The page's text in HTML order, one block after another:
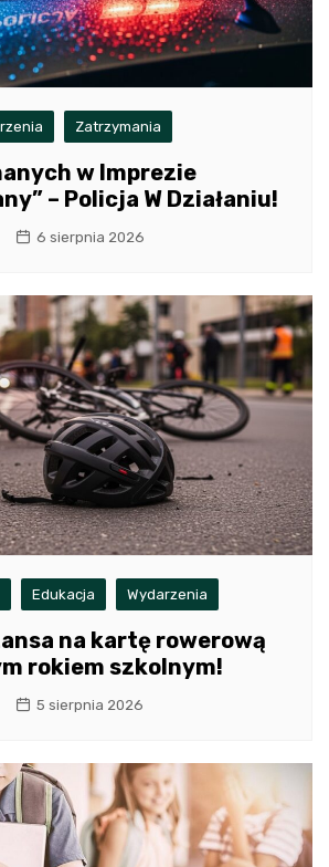
Zatrzymania
w Imprezie
– Policja W Działaniu!
6 sierpnia 2026
Edukacja Wydarzenia
na kartę rowerową
rokiem szkolnym!
5 sierpnia 2026